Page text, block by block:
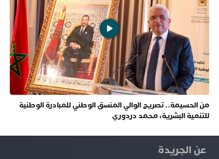
من الحسيمة.. تصريح الوالي المنسق الوطني للمبادرة الوطنية
للتنمية البشرية، محمد دردوري
عن الجريدة